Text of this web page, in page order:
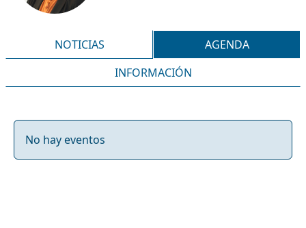
NOTICIAS
AGENDA
INFORMACIÓN
No hay eventos